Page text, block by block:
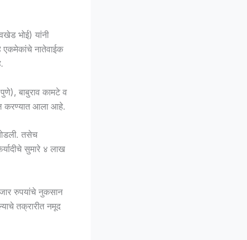
भोई) यांनी
एकमेकांचे नातेवाईक
बाबुराव कामटे व
करण्यात आला आहे.
तसेच
सुमारे ४ लाख
रुपयांचे नुकसान
तक्रारीत नमूद